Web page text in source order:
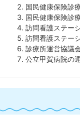
国民健康保険診
国民健康保険診
訪問看護ステー
訪問看護ステー
診療所運営協議
公立甲賀病院の